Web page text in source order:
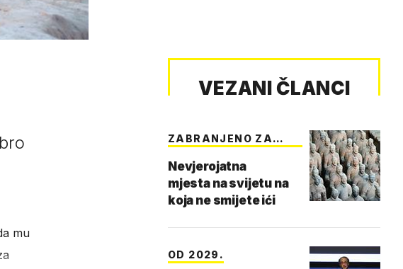
mu
VEZANI ČLANCI
ZABRANJENO ZA
Nevjerojatna
mjesta na svijetu na
koja ne smijete ići
OD 2029.